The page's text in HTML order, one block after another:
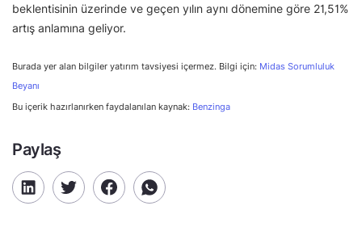
beklentisinin üzerinde ve geçen yılın aynı dönemine göre 21,51%
artış anlamına geliyor.
Burada yer alan bilgiler yatırım tavsiyesi içermez. Bilgi için: Midas Sorumluluk
Beyanı
Bu içerik hazırlanırken faydalanılan kaynak: Benzinga
Paylaş